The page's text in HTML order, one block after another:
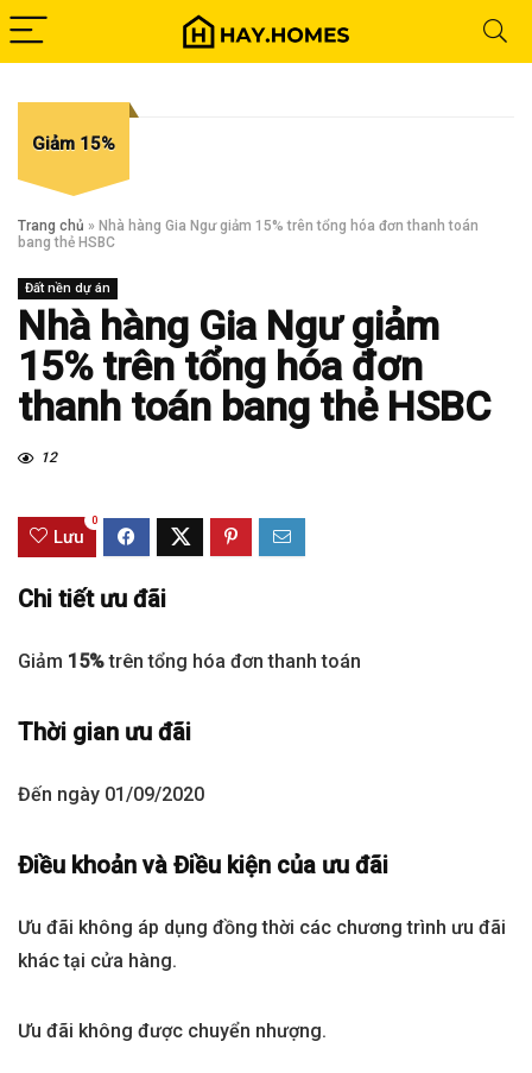
Giảm 15%
Trang chủ » Nhà hàng Gia Ngư giảm 15% trên tổng hóa đơn thanh toán
bang thẻ HSBC
Đất nền dự án
Nhà hàng Gia Ngư giảm
15% trên tổng hóa đơn
thanh toán bang thẻ HSBC
12
Lưu
0
Chi tiết ưu đãi
Giảm 15%trên tổng hóa đơn thanh toán
Thời gian ưu đãi
Đến ngày 01/09/2020
Điều khoản và Điều kiện của ưu đãi
Ưu đãi không áp dụng đồng thời các chương trình ưu đãi
khác tại cửa hàng.
Ưu đãi không được chuyển nhượng.